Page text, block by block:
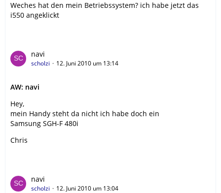
Weches hat den mein Betriebssystem? ich habe jetzt das
i550 angeklickt
navi
scholzi 12. Juni 2010 um 13:14
AW: navi
Hey,
mein Handy steht da nicht ich habe doch ein
Samsung SGH-F 480i
Chris
navi
scholzi 12. Juni 2010 um 13:04